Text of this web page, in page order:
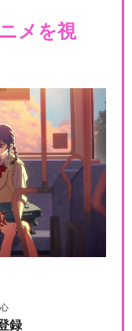
メを視
録